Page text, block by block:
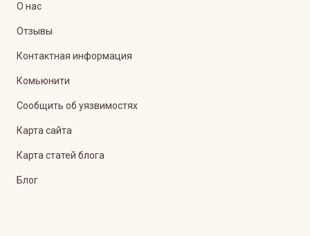
О нас
Отзывы
Контактная информация
Комьюнити
Сообщить об уязвимостях
Карта сайта
Карта статей блога
Блог